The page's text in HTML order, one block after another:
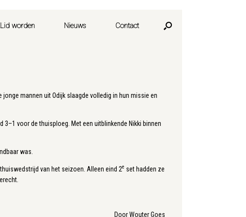
Lid worden Nieuws Contact
mannen uit Odijk slaagde volledig in hun missie en
voor de thuisploeg. Met een uitblinkende Nikki binnen
was.
van het seizoen. Alleen eind 2e set hadden ze
Door Wouter Goes